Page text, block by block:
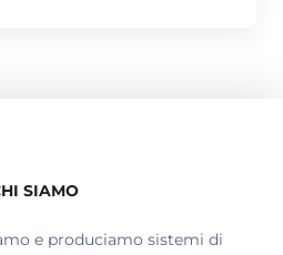
SIAMO
e produciamo sistemi di